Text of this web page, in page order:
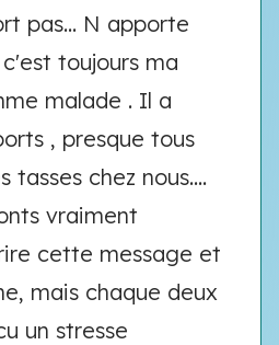
pas... N apporte
toujours ma
malade . Il a
, presque tous
tasses chez nous....
vraiment
cette message et
mais chaque deux
un stresse